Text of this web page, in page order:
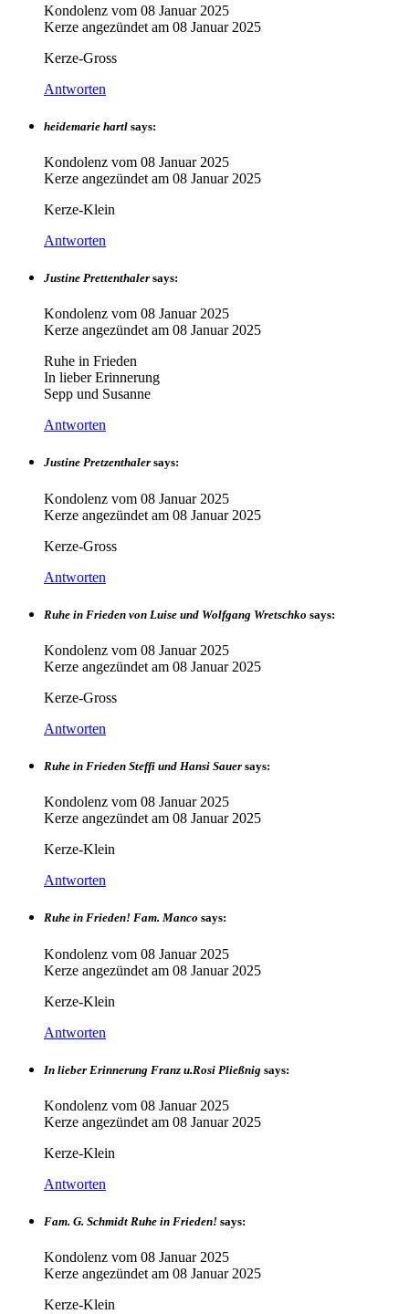
Kondolenz vom 08 Januar 2025
Kerze angezündet am 08 Januar 2025
Kerze-Gross
Antworten
heidemarie hartl says:
Kondolenz vom 08 Januar 2025
Kerze angezündet am 08 Januar 2025
Kerze-Klein
Antworten
Justine Prettenthaler says:
Kondolenz vom 08 Januar 2025
Kerze angezündet am 08 Januar 2025
Ruhe in Frieden
In lieber Erinnerung
Sepp und Susanne
Antworten
Justine Pretzenthaler says:
Kondolenz vom 08 Januar 2025
Kerze angezündet am 08 Januar 2025
Kerze-Gross
Antworten
Ruhe in Frieden von Luise und Wolfgang Wretschko says:
Kondolenz vom 08 Januar 2025
Kerze angezündet am 08 Januar 2025
Kerze-Gross
Antworten
Ruhe in Frieden Steffi und Hansi Sauer says:
Kondolenz vom 08 Januar 2025
Kerze angezündet am 08 Januar 2025
Kerze-Klein
Antworten
Ruhe in Frieden! Fam. Manco says:
Kondolenz vom 08 Januar 2025
Kerze angezündet am 08 Januar 2025
Kerze-Klein
Antworten
In lieber Erinnerung Franz u.Rosi Pließnig says:
Kondolenz vom 08 Januar 2025
Kerze angezündet am 08 Januar 2025
Kerze-Klein
Antworten
Fam. G. Schmidt Ruhe in Frieden! says:
Kondolenz vom 08 Januar 2025
Kerze angezündet am 08 Januar 2025
Kerze-Klein